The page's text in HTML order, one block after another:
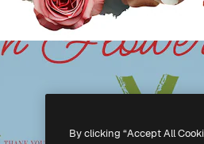
流動應用程式
所有Magnific工具
S.L.U.
By clicking “Accept All